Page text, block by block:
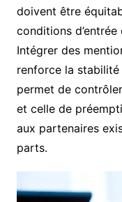
doivent être
conditions
Intégrer des
renforce la stabilité
permet de
et celle de
aux partenaires
parts.